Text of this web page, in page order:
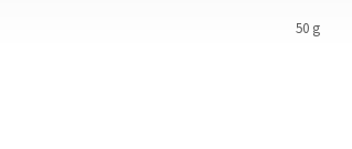
50 g